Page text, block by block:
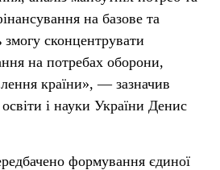
на базове та
сконцентрувати
на потребах оборони,
країни», — зазначив
і науки України Денис
формування єдиної